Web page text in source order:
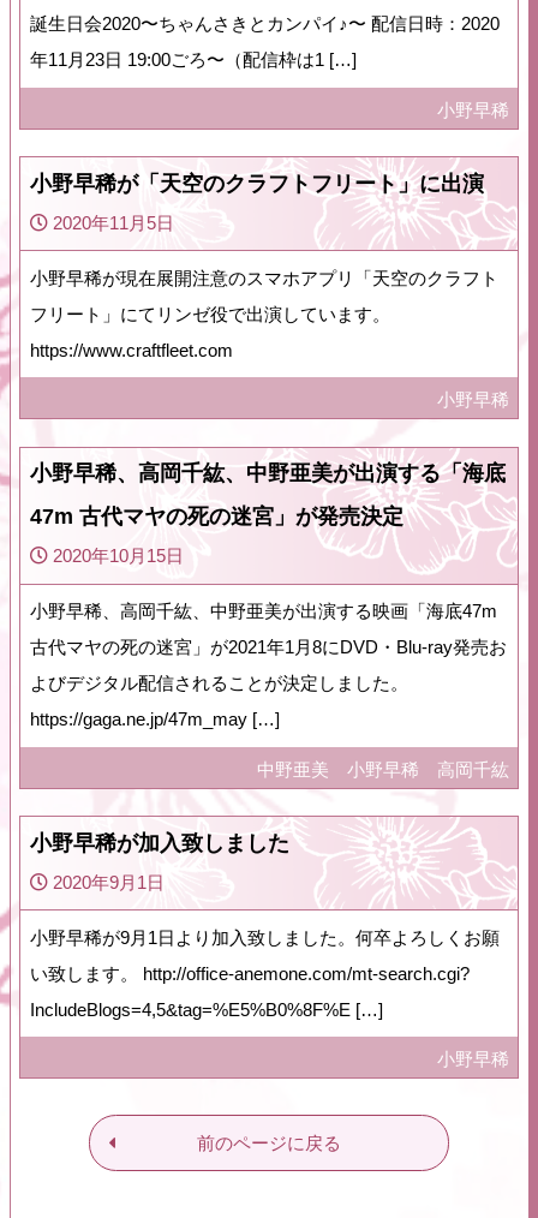
誕生日会2020〜ちゃんさきとカンパイ♪〜 配信日時：2020
年11月23日 19:00ごろ〜（配信枠は1 […]
小野早稀
小野早稀が「天空のクラフトフリート」に出演
2020年11月5日
小野早稀が現在展開注意のスマホアプリ「天空のクラフト
フリート」にてリンゼ役で出演しています。
https://www.craftfleet.com
小野早稀
小野早稀、高岡千紘、中野亜美が出演する「海底
47m 古代マヤの死の迷宮」が発売決定
2020年10月15日
小野早稀、高岡千紘、中野亜美が出演する映画「海底47m
古代マヤの死の迷宮」が2021年1月8にDVD・Blu-ray発売お
よびデジタル配信されることが決定しました。
https://gaga.ne.jp/47m_may […]
中野亜美 小野早稀 高岡千紘
小野早稀が加入致しました
2020年9月1日
小野早稀が9月1日より加入致しました。何卒よろしくお願
い致します。 http://office-anemone.com/mt-search.cgi?
IncludeBlogs=4,5&tag=%E5%B0%8F%E […]
小野早稀
前のページに戻る